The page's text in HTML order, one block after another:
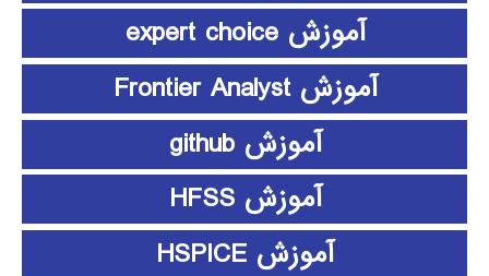
آموزش expert choice
آموزش Frontier Analyst
آموزش github
آموزش HFSS
آموزش HSPICE